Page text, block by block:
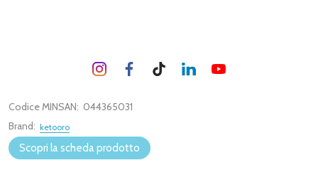
Codice MINSAN: 044365031
Brand: ketooro
Scopri la scheda prodotto